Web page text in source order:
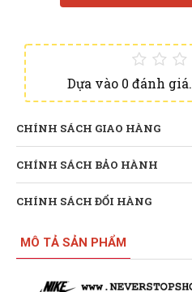
Dựa vào 0 đánh giá.
CHÍNH SÁCH GIAO HÀNG
CHÍNH SÁCH BẢO HÀNH
CHÍNH SÁCH ĐỔI HÀNG
MÔ TẢ SẢN PHẨM